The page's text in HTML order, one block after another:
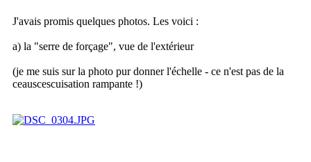
J'avais promis quelques photos. Les voici :
a) la "serre de forçage", vue de l'extérieur
(je me suis sur la photo pur donner l'échelle - ce n'est pas de la
ceauscescuisation rampante !)